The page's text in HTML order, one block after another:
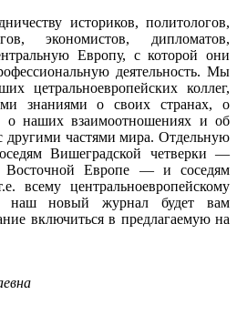
историков, политологов,
экономистов, дипломатов,
Европу, с которой они
деятельность. Мы
цетральноевропейских коллег,
знаниями о своих странах, о
о наших взаимоотношениях и об
другими частями мира. Отдельную
Вишеградской четверки —
Восточной Европе — и соседям
всему центральноевропейскому
наш новый журнал будет вам
включиться в предлагаемую на